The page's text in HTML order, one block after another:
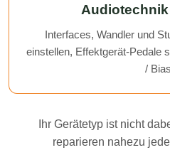
Audiotechnik
Interfaces, Wandler und
einstellen, Effektgerät-Pedale
/
Ihr Gerätetyp ist nicht
reparieren nahezu